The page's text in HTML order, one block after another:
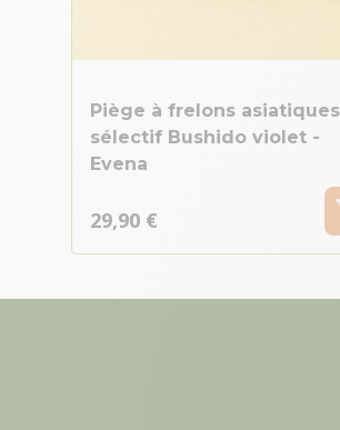
Piège à frelons asiatiques
sélectif Bushido violet -
Evena
29,90 €